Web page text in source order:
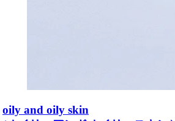
oily and oily skin